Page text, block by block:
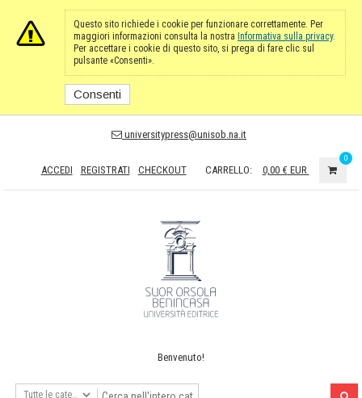
Questo sito richiede i cookie per funzionare correttamente. Per
maggiori informazioni consulta la nostra Informativa sulla privacy.
Per accettare i cookie di questo sito, si prega di fare clic sul
pulsante «Consenti».
Consenti
universitypress@unisob.na.it
ACCEDI REGISTRATI CHECKOUT CARRELLO: 0,00 € EUR
0
Benvenuto!